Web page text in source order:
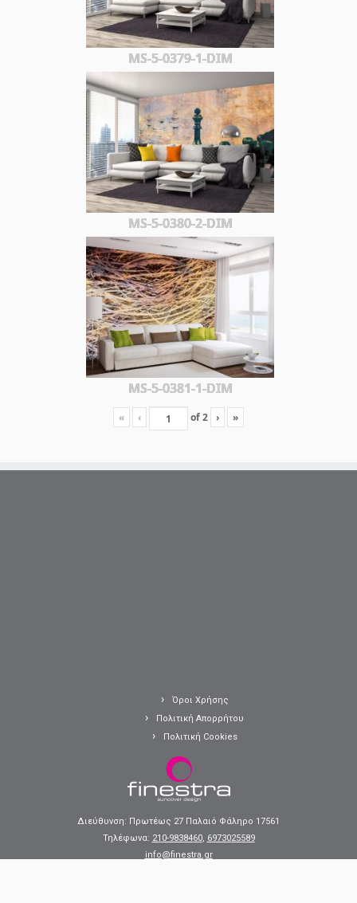
MS-5-0379-1-DIM
MS-5-0380-2-DIM
MS-5-0381-1-DIM
« ‹ of2 › »
Όροι Χρήσης
Πολιτική Απορρήτου
Πολιτική Cookies
Διεύθυνση: Πρωτέως 27 Παλαιό Φάληρο 17561
Τηλέφωνα: 210-9838460, 6973025589
info@finestra.gr